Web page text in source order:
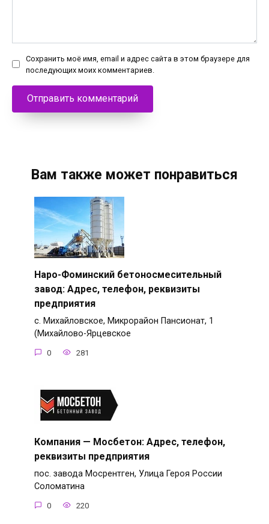
Сохранить моё имя, email и адрес сайта в этом браузере для
последующих моих комментариев.
Вам также может понравиться
Наро-Фоминский бетоносмесительный
завод: Адрес, телефон, реквизиты
предприятия
с. Михайловское, Микрорайон Пансионат, 1
(Михайлово-Ярцевское
0 281
Компания — Мосбетон: Адрес, телефон,
реквизиты предприятия
пос. завода Мосрентген, Улица Героя России
Соломатина
0 220